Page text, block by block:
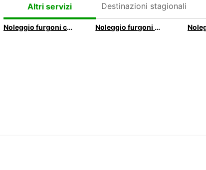
Altri servizi Destinazioni stagionali
Noleggio furgoni cabinati con Europcar Noleggio furgoni passo lungo con Europcar